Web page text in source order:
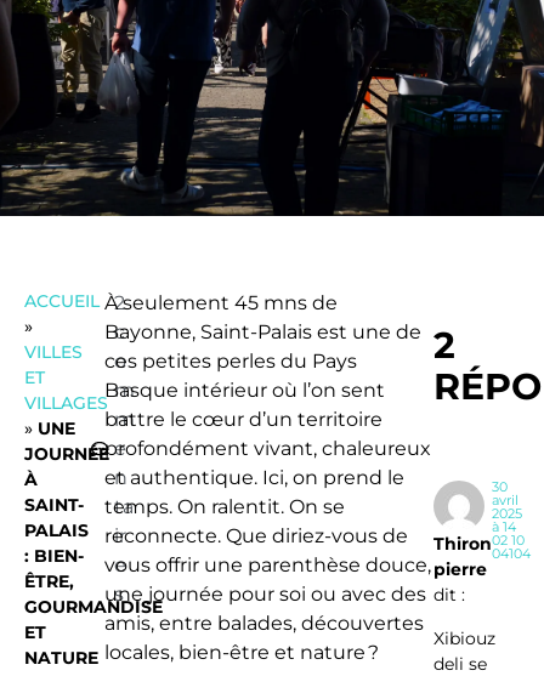
ACCUEIL
»
VILLES
ET
VILLAGES
» UNE
JOURNÉE
À
SAINT-
PALAIS
: BIEN-
ÊTRE,
GOURMANDISE
ET
NATURE
2
c
o
m
m
e
n
ta
ir
e
s
À seulement 45 mns de
Bayonne, Saint-Palais est une de
ces petites perles du Pays
Basque intérieur où l’on sent
battre le cœur d’un territoire
profondément vivant, chaleureux
et authentique. Ici, on prend le
temps. On ralentit. On se
reconnecte. Que diriez-vous de
vous offrir une parenthèse douce,
une journée pour soi ou avec des
amis, entre balades, découvertes
locales, bien-être et nature ?
2
Thiron
pierre
dit :
30
avril
2025
à 14
02 10
04104
Xibiouz
deli se